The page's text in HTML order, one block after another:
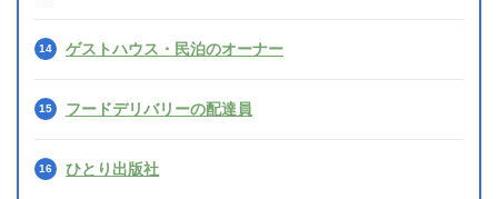
ゲストハウス・民泊のオーナー
フードデリバリーの配達員
ひとり出版社